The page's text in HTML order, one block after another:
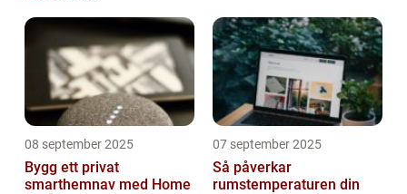
08 september 2025
Bygg ett privat
smarthemnav med Home
07 september 2025
Så påverkar
rumstemperaturen din